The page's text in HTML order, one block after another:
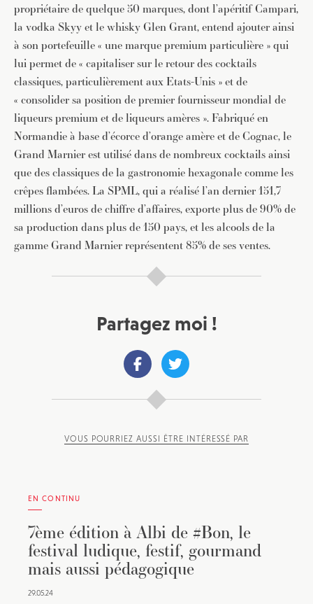
propriétaire de quelque 50 marques, dont l’apéritif Campari,
la vodka Skyy et le whisky Glen Grant, entend ajouter ainsi
à son portefeuille « une marque premium particulière » qui
lui permet de « capitaliser sur le retour des cocktails
classiques, particulièrement aux Etats-Unis » et de
« consolider sa position de premier fournisseur mondial de
liqueurs premium et de liqueurs amères ». Fabriqué en
Normandie à base d’écorce d’orange amère et de Cognac, le
Grand Marnier est utilisé dans de nombreux cocktails ainsi
que des classiques de la gastronomie hexagonale comme les
crêpes flambées. La SPML, qui a réalisé l’an dernier 151,7
millions d’euros de chiffre d’affaires, exporte plus de 90% de
sa production dans plus de 150 pays, et les alcools de la
gamme Grand Marnier représentent 85% de ses ventes.
Partagez moi !
VOUS POURRIEZ AUSSI ÊTRE INTÉRESSÉ PAR
EN CONTINU
7ème édition à Albi de #Bon, le
festival ludique, festif, gourmand
mais aussi pédagogique
29.05.24